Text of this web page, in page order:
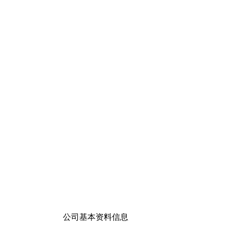
公司基本资料信息